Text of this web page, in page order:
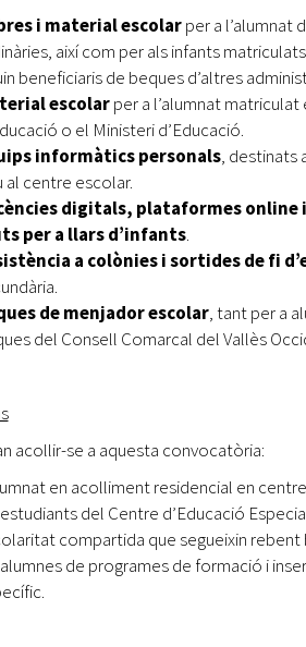
i material escolarper a l’alumnat
així com per als infants
beneficiaris de beques d’altres
escolarper a l’alumnat
o el Ministeri d’Educació.
informàtics personals, destinats
al centre escolar.
digitals, plataformes online
per a llars d’infants.
a colònies i sortides de fi
de menjador escolar, tant per a
del Consell Comarcal del Vallès
acollir-se a aquesta convocatòria:
en acolliment residencial en
del Centre d’Educació
compartida que segueixin
de programes de formació i